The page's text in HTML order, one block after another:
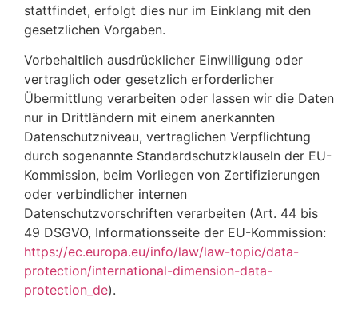
stattfindet, erfolgt dies nur im Einklang mit den
gesetzlichen Vorgaben.
Vorbehaltlich ausdrücklicher Einwilligung oder
vertraglich oder gesetzlich erforderlicher
Übermittlung verarbeiten oder lassen wir die Daten
nur in Drittländern mit einem anerkannten
Datenschutzniveau, vertraglichen Verpflichtung
durch sogenannte Standardschutzklauseln der EU-
Kommission, beim Vorliegen von Zertifizierungen
oder verbindlicher internen
Datenschutzvorschriften verarbeiten (Art. 44 bis
49 DSGVO, Informationsseite der EU-Kommission:
https://ec.europa.eu/info/law/law-topic/data-
protection/international-dimension-data-
protection_de).